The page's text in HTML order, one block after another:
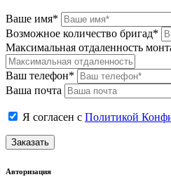
Ваше имя*
Возможное количество бригад*
Максимальная отдаленность
Ваш телефон*
Ваша почта
Я согласен с Политикой
Заказать
Авторизация